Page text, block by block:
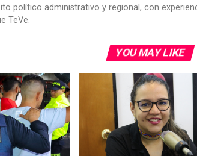
político administrativo y regional, con
TeVe.
YOU MAY LIKE